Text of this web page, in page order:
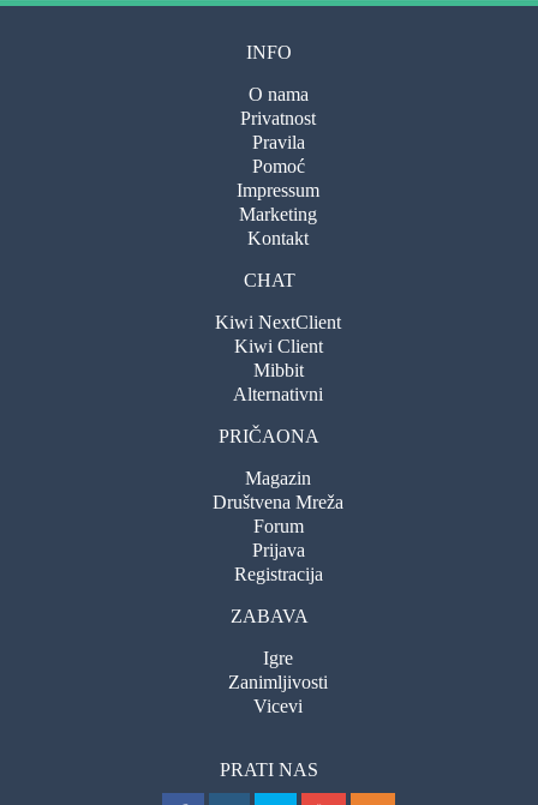
INFO
O nama
Privatnost
Pravila
Pomoć
Impressum
Marketing
Kontakt
CHAT
Kiwi NextClient
Kiwi Client
Mibbit
Alternativni
PRIČAONA
Magazin
Društvena Mreža
Forum
Prijava
Registracija
ZABAVA
Igre
Zanimljivosti
Vicevi
PRATI NAS